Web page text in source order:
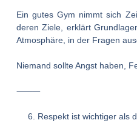
Ein gutes Gym nimmt sich
deren Ziele, erklärt
Atmosphäre, in der Fragen
Niemand sollte Angst haben,
⸻
Respekt ist wichtiger als